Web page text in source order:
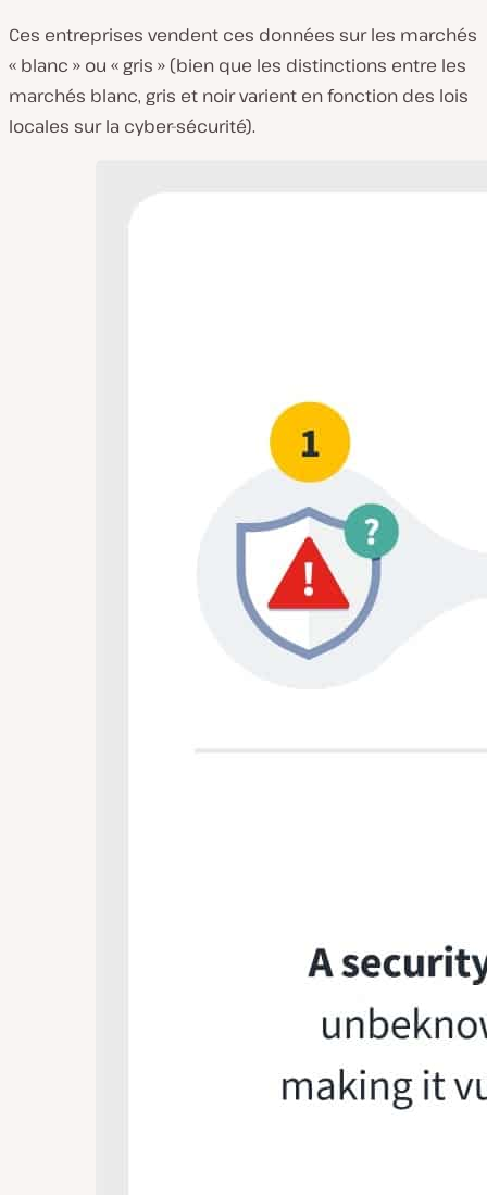
Ces entreprises vendent ces données sur les marchés
« blanc » ou « gris » (bien que les distinctions entre les
marchés blanc, gris et noir varient en fonction des lois
locales sur la cyber-sécurité).